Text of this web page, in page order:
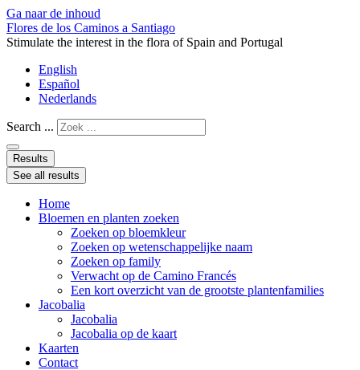
Ga naar de inhoud
Flores de los Caminos a Santiago
Stimulate the interest in the flora of Spain and Portugal
English
Español
Nederlands
Search ...
Results
See all results
Home
Bloemen en planten zoeken
Zoeken op bloemkleur
Zoeken op wetenschappelijke naam
Zoeken op family
Verwacht op de Camino Francés
Een kort overzicht van de grootste plantenfamilies
Jacobalia
Jacobalia
Jacobalia op de kaart
Kaarten
Contact